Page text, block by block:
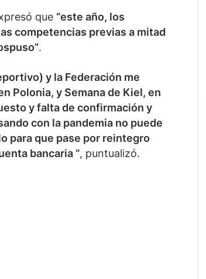
que “este año, los
competencias previas a mitad
.
y la Federación me
Polonia, y Semana de Kiel, en
y falta de confirmación y
con la pandemia no puede
para que pase por reintegro
bancaria “, puntualizó.